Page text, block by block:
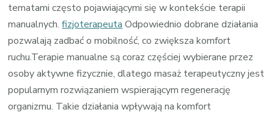
tematami często pojawiającymi się w kontekście terapii
manualnych.fizjoterapeuta Odpowiednio dobrane działania
pozwalają zadbać o mobilność, co zwiększa komfort
ruchu.Terapie manualne są coraz częściej wybierane przez
osoby aktywne fizycznie, dlatego masaż terapeutyczny jest
popularnym rozwiązaniem wspierającym regenerację
organizmu. Takie działania wpływają na komfort